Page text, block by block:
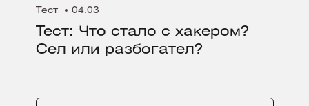
Тест 04.03
Тест: Что стало с хакером?
Сел или разбогател?